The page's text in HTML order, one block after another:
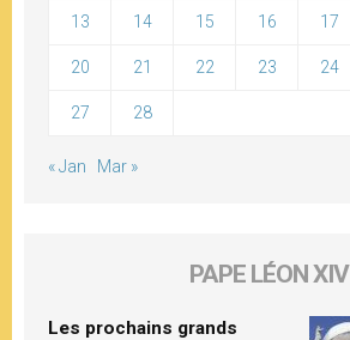
13 14 15 16 17
20 21 22 23 24
27 28
« Jan Mar »
PAPE LÉON XIV
Les prochains grands